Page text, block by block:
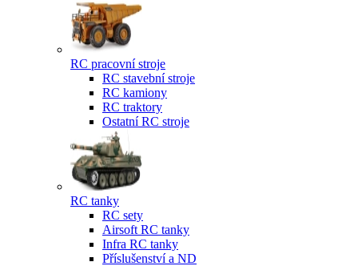
RC pracovní stroje
RC stavební stroje
RC kamiony
RC traktory
Ostatní RC stroje
RC tanky
RC sety
Airsoft RC tanky
Infra RC tanky
Příslušenství a ND